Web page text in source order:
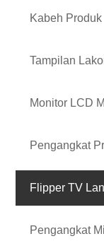
Kabeh Produk
Tampilan
Monitor LCD
Pengangkat
Flipper TV
Pengangkat